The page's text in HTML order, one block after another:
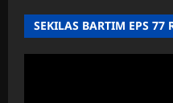
SEKILAS BARTIM EPS 77